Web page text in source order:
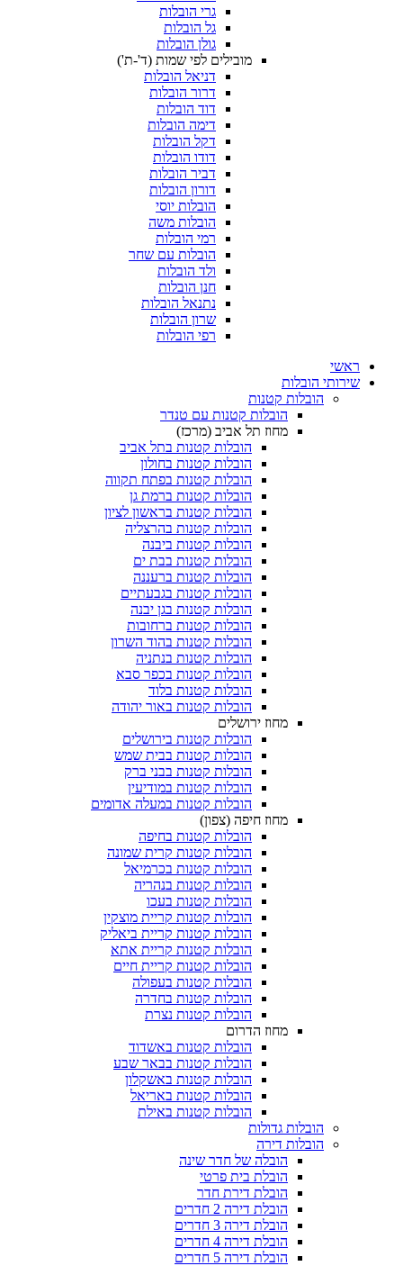
מובילים לפי שמות (ד'-ת')
דניאל הובלות
הובלות עם שחר
נתנאל הובלות
קטנות
הובלות קטנות עם טנדר
מחוז תל אביב (מרכז)
הובלות קטנות בתל אביב
הובלות קטנות בחולון​
הובלות קטנות בפתח תקווה
הובלות קטנות ברמת גן
הובלות קטנות בראשון לציון
הובלות קטנות בהרצליה
הובלות קטנות ביבנה
הובלות קטנות בבת ים
הובלות קטנות ברעננה
הובלות קטנות בגבעתיים
הובלות קטנות בגן יבנה
הובלות קטנות ברחובות
הובלות קטנות בהוד השרון
הובלות קטנות בנתניה
הובלות קטנות בכפר סבא
הובלות קטנות בלוד
הובלות קטנות באור יהודה
הובלות קטנות בירושלים
הובלות קטנות בבית שמש
הובלות קטנות בבני ברק
הובלות קטנות במודיעין
הובלות קטנות במעלה אדומים
מחוז חיפה (צפון)
הובלות קטנות בחיפה
הובלות קטנות קרית שמונה
הובלות קטנות בכרמיאל
הובלות קטנות בנהריה
הובלות קטנות בעכו
הובלות קטנות קריית מוצקין
הובלות קטנות קריית ביאליק
הובלות קטנות קריית אתא
הובלות קטנות קריית חיים
הובלות קטנות בעפולה
הובלות קטנות בחדרה
הובלות קטנות נצרת
הובלות קטנות באשדוד
הובלות קטנות בבאר שבע
הובלות קטנות באשקלון
הובלות קטנות באריאל
הובלות קטנות באילת
גדולות
הובלה של חדר שינה
הובלת בית פרטי
הובלת דירת חדר